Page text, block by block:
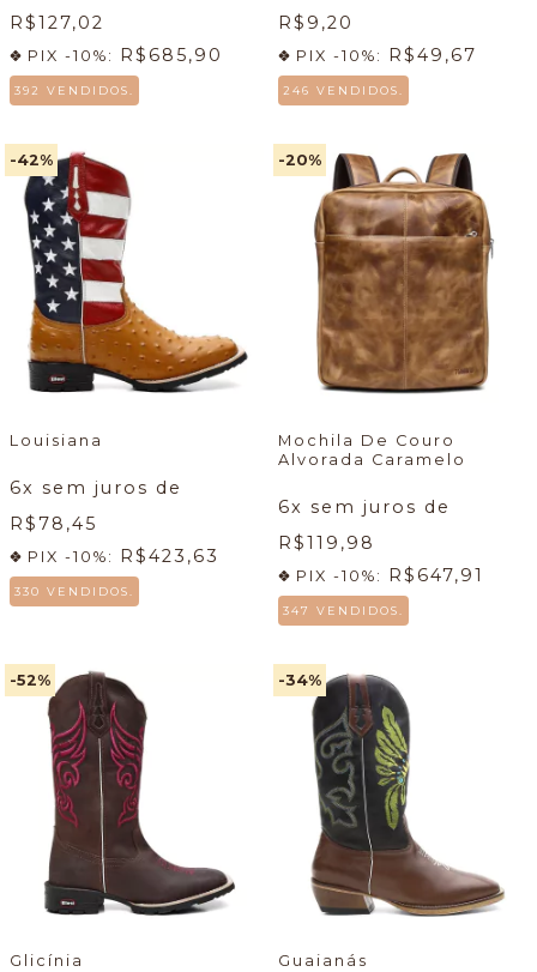
R$127,02
PIX -10%: R$685,90
392 VENDIDOS.
R$9,20
PIX -10%: R$49,67
246 VENDIDOS.
-42%
Louisiana
6x sem juros de
R$78,45
PIX -10%: R$423,63
330 VENDIDOS.
-20%
Mochila De Couro
Alvorada Caramelo
6x sem juros de
R$119,98
PIX -10%: R$647,91
347 VENDIDOS.
-52%
Glicínia
-34%
Guaianás